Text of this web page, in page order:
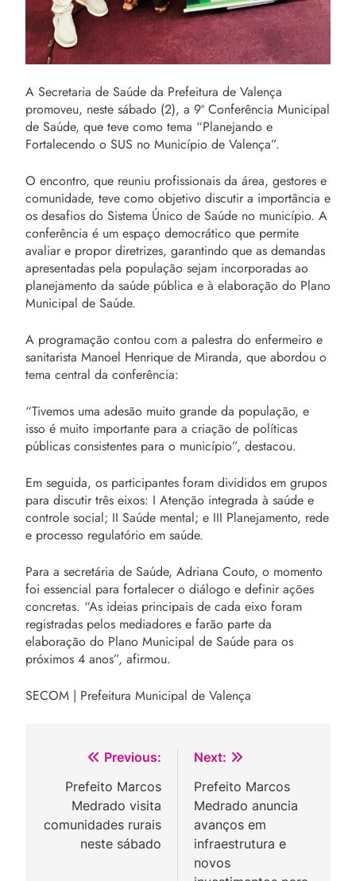
A Secretaria de Saúde da Prefeitura de Valença
promoveu, neste sábado (2), a 9ª Conferência Municipal
de Saúde, que teve como tema “Planejando e
Fortalecendo o SUS no Município de Valença”.
O encontro, que reuniu profissionais da área, gestores e
comunidade, teve como objetivo discutir a importância e
os desafios do Sistema Único de Saúde no município. A
conferência é um espaço democrático que permite
avaliar e propor diretrizes, garantindo que as demandas
apresentadas pela população sejam incorporadas ao
planejamento da saúde pública e à elaboração do Plano
Municipal de Saúde.
A programação contou com a palestra do enfermeiro e
sanitarista Manoel Henrique de Miranda, que abordou o
tema central da conferência:
“Tivemos uma adesão muito grande da população, e
isso é muito importante para a criação de políticas
públicas consistentes para o município”, destacou.
Em seguida, os participantes foram divididos em grupos
para discutir três eixos: I Atenção integrada à saúde e
controle social; II Saúde mental; e III Planejamento, rede
e processo regulatório em saúde.
Para a secretária de Saúde, Adriana Couto, o momento
foi essencial para fortalecer o diálogo e definir ações
concretas. “As ideias principais de cada eixo foram
registradas pelos mediadores e farão parte da
elaboração do Plano Municipal de Saúde para os
próximos 4 anos”, afirmou.
SECOM | Prefeitura Municipal de Valença
Navegação
Post
Previous:
Prefeito Marcos
Medrado visita
comunidades rurais
neste sábado
Next:
Prefeito Marcos
Medrado anuncia
avanços em
infraestrutura e
novos